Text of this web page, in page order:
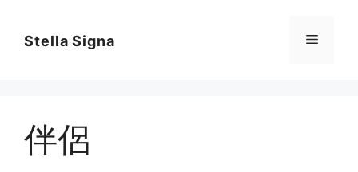
Stella Signa メ
伴侶